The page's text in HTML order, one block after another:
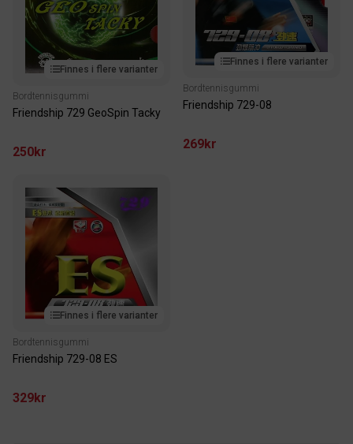
Finnes i flere varianter
Bordtennisgummi
Friendship 729 GeoSpin Tacky
250kr
Finnes i flere varianter
Bordtennisgummi
Friendship 729-08
269kr
Finnes i flere varianter
Bordtennisgummi
Friendship 729-08 ES
329kr